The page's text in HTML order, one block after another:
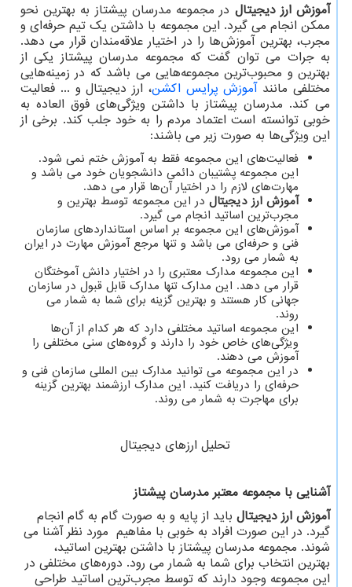
آموزش ارز دیجیتال در مجموعه مدرسان پیشتاز به بهترین نحو
ممکن انجام می گیرد. این مجموعه با داشتن یک تیم حرفه‌ای و
مجرب، بهترین آموزش‌ها را در اختیار علاقه‌مندان قرار می دهد.
به جرات می توان گفت که مجموعه مدرسان پیشتاز یکی از
بهترین و محبوب‌ترین مجموعه‌هایی می باشد که در زمینه‌هایی
مختلفی مانندآموزش پرایس اکشن، ارز دیجیتال و ... فعالیت
می کند. مدرسان پیشتاز با داشتن ویژگی‌های فوق العاده به
خوبی توانسته است اعتماد مردم را به خود جلب کند. برخی از
این ویژگی‌ها به صورت زیر می باشند:
فعالیت‌های این مجموعه فقط به آموزش ختم نمی شود.
این مجموعه پشتیبان دائمی دانشجویان خود می باشد و
مهارت‌های لازم را در اختیار آن‌ها قرار می دهد.
آموزش ارز دیجیتال در این مجموعه توسط بهترین و
مجرب‌ترین اساتید انجام می گیرد.
آموزش‌های این مجموعه بر اساس استانداردهای سازمان
فنی و حرفه‌ای می باشد و تنها مرجع آموزش مهارت در ایران
به شمار می رود.
این مجموعه مدارک معتبری را در اختیار دانش آموختگان
قرار می دهد. این مدارک تنها مدارک قابل قبول در سازمان
جهانی کار هستند و بهترین گزینه برای شما به شمار می
روند.
این مجموعه اساتید مختلفی دارد که هر کدام از آن‌ها
ویژگی‌های خاص خود را دارند و گروه‌های سنی مختلفی را
آموزش می دهند.
در این مجموعه می توانید مدارک بین المللی سازمان فنی و
حرفه‌ای را دریافت کنید. این مدارک ارزشمند بهترین گزینه
برای مهاجرت به شمار می روند.
تحلیل ارزهای دیجیتال
آشنایی با مجموعه معتبر مدرسان پیشتاز
آموزش ارز دیجیتال باید از پایه و به صورت گام به گام انجام
گیرد. در این صورت افراد به خوبی با مفاهیم مورد نظر آشنا می
شوند. مجموعه مدرسان پیشتاز با داشتن بهترین اساتید،
بهترین انتخاب برای شما به شمار می رود. دوره‌های مختلفی در
این مجموعه وجود دارند که توسط مجرب‌ترین اساتید طراحی